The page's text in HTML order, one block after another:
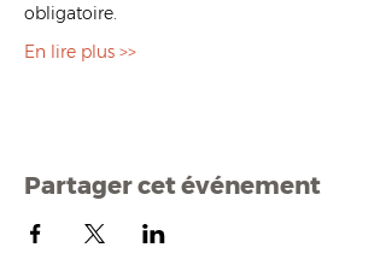
obligatoire.
En lire plus >>
Partager cet événement